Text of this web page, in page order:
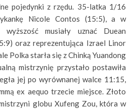
pojedynki z rzędu. 35-latka 1/16
Nicole Contos (15:5), a w
musiały uznać Duean
oraz reprezentująca Izrael Linor
Polka starła się z Chinką Yuandong
mistrzynię przystało postawiła
jej po wyrównanej walce 11:15,
ex aequo trzecie miejsce. Złoto
globu Xufeng Zou, która w